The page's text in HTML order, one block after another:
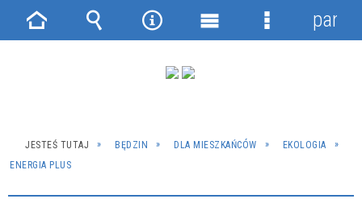
JESTEŚ TUTAJ BĘDZIN DLA MIESZKAŃCÓW
EKOLOGIA
ENERGIA PLUS
Strona Wyszukiwarka
NarzędziaMenu
Menu
panel